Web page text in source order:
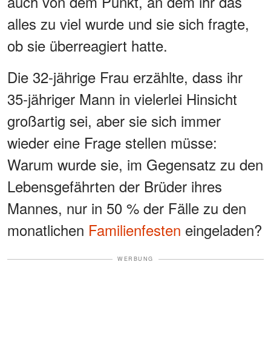
alles zu viel wurde und sie sich fragte,
ob sie überreagiert hatte.
Die 32-jährige Frau erzählte, dass ihr
35-jähriger Mann in vielerlei Hinsicht
großartig sei, aber sie sich immer
wieder eine Frage stellen müsse:
Warum wurde sie, im Gegensatz zu den
Lebensgefährten der Brüder ihres
Mannes, nur in 50 % der Fälle zu den
monatlichen Familienfesten eingeladen?
WERBUNG